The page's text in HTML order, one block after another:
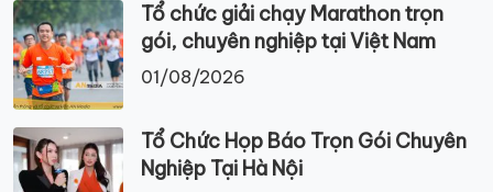
Tổ chức giải chạy Marathon trọn
gói, chuyên nghiệp tại Việt Nam
01/08/2026
Tổ Chức Họp Báo Trọn Gói Chuyên
Nghiệp Tại Hà Nội